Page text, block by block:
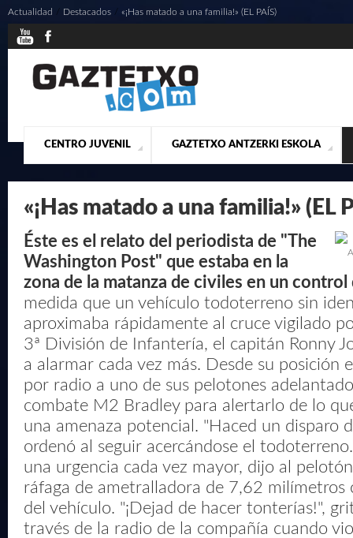
CENTRO JUVENIL
¿QUIENES SOMOS? ACTUALIDAD CONTACTO
GAZTETXO ANTZERKI ESKOLA
PRESENTACIÓN MUSICALES
Actualidad Destacados / «¡Has matado a una familia!» (EL PAÍS)
«¡Has matado a una familia!» (EL
Éste es el relato del periodista de "The
Washington Post" que estaba en la
zona de la matanza de civiles en un control
medida que un vehículo todoterreno sin
aproximaba rápidamente al cruce vigilado
3ª División de Infantería, el capitán Ronny
a alarmar cada vez más. Desde su posición
por radio a uno de sus pelotones
combate M2 Bradley para alertarlo de lo
una amenaza potencial. "Haced un disparo
ordenó al seguir acercándose el
una urgencia cada vez mayor, dijo al
ráfaga de ametralladora de 7,62 milímetros
del vehículo. "¡Dejad de hacer tonterías!",
través de la radio de la compañía cuando